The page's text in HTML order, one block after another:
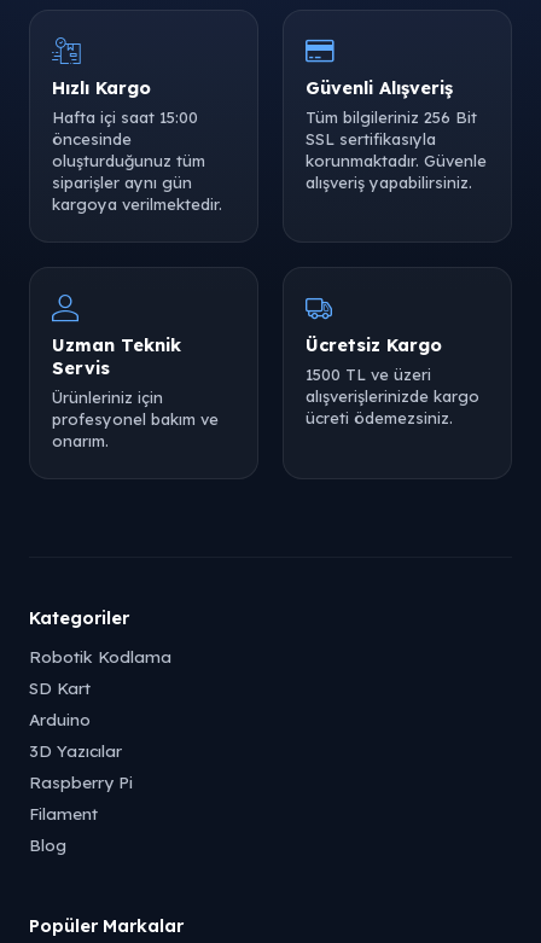
Hızlı Kargo
Hafta içi saat 15:00
öncesinde
oluşturduğunuz tüm
siparişler aynı gün
kargoya verilmektedir.
Güvenli Alışveriş
Tüm bilgileriniz 256 Bit
SSL sertifikasıyla
korunmaktadır. Güvenle
alışveriş yapabilirsiniz.
Uzman Teknik
Servis
Ürünleriniz için
profesyonel bakım ve
onarım.
Ücretsiz Kargo
1500 TL ve üzeri
alışverişlerinizde kargo
ücreti ödemezsiniz.
Kategoriler
Robotik Kodlama
SD Kart
Arduino
3D Yazıcılar
Raspberry Pi
Filament
Blog
Popüler Markalar